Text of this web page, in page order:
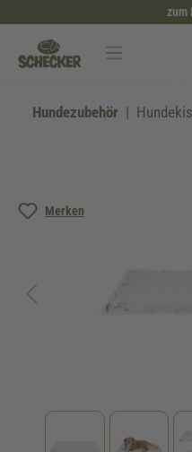
zum
Hundezubehör
Merken
Bildergalerie überspringen